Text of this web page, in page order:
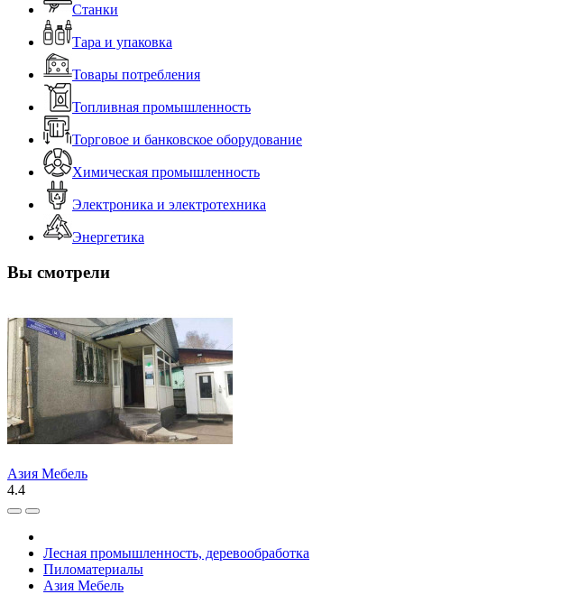
Станки
Тара и упаковка
Товары потребления
Топливная промышленность
Торговое и банковское оборудование
Химическая промышленность
Электроника и электротехника
Энергетика
Вы смотрели
Азия Мебель
4.4
Лесная промышленность, деревообработка
Пиломатериалы
Азия Мебель